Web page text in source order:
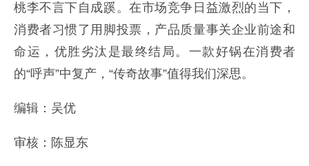
桃李不言下自成蹊。在市场竞争日益激烈的当下，
消费者习惯了用脚投票，产品质量事关企业前途和
命运，优胜劣汰是最终结局。一款好锅在消费者
的“呼声”中复产，“传奇故事”值得我们深思。
编辑：吴优
审核：陈显东